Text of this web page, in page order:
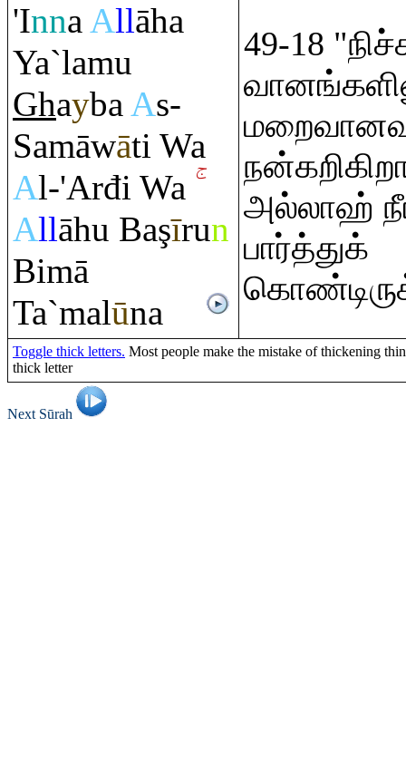
'InnaAllāha
Ya`lamu
GhaybaAs-
Samāwāti Wa
Al-'Arđi Wa
Allāhu Başīrun
Bimā
Ta`malūna
49-18
அல்லாஹ்
பார்த்துக்
Toggle thick letters. Most people make the mistake of thickening
thick letter
Next Sūrah